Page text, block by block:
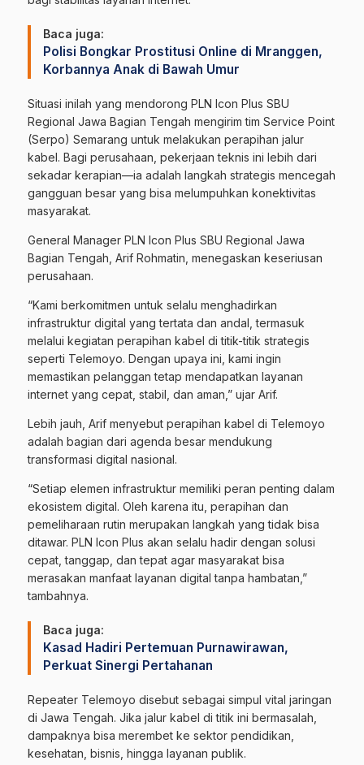
Baca juga:
Polisi Bongkar Prostitusi Online di Mranggen,
Korbannya Anak di Bawah Umur
Situasi inilah yang mendorong PLN Icon Plus SBU
Regional Jawa Bagian Tengah mengirim tim Service Point
(Serpo) Semarang untuk melakukan perapihan jalur
kabel. Bagi perusahaan, pekerjaan teknis ini lebih dari
sekadar kerapian—ia adalah langkah strategis mencegah
gangguan besar yang bisa melumpuhkan konektivitas
masyarakat.
General Manager PLN Icon Plus SBU Regional Jawa
Bagian Tengah, Arif Rohmatin, menegaskan keseriusan
perusahaan.
“Kami berkomitmen untuk selalu menghadirkan
infrastruktur digital yang tertata dan andal, termasuk
melalui kegiatan perapihan kabel di titik-titik strategis
seperti Telemoyo. Dengan upaya ini, kami ingin
memastikan pelanggan tetap mendapatkan layanan
internet yang cepat, stabil, dan aman,” ujar Arif.
Lebih jauh, Arif menyebut perapihan kabel di Telemoyo
adalah bagian dari agenda besar mendukung
transformasi digital nasional.
“Setiap elemen infrastruktur memiliki peran penting dalam
ekosistem digital. Oleh karena itu, perapihan dan
pemeliharaan rutin merupakan langkah yang tidak bisa
ditawar. PLN Icon Plus akan selalu hadir dengan solusi
cepat, tanggap, dan tepat agar masyarakat bisa
merasakan manfaat layanan digital tanpa hambatan,”
tambahnya.
Baca juga:
Kasad Hadiri Pertemuan Purnawirawan,
Perkuat Sinergi Pertahanan
Repeater Telemoyo disebut sebagai simpul vital jaringan
di Jawa Tengah. Jika jalur kabel di titik ini bermasalah,
dampaknya bisa merembet ke sektor pendidikan,
kesehatan, bisnis, hingga layanan publik.